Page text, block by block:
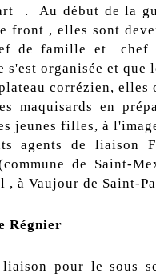
. Au début de la
front , elles sont
de famille et chef
s'est organisée et
corrézien,
maquisards en
jeunes filles, à
agents de liaison
de Saint-
, à Vaujour de Saint-
Régnier
pour le sous